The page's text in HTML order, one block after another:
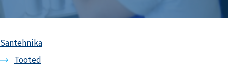
Santehnika
Tooted